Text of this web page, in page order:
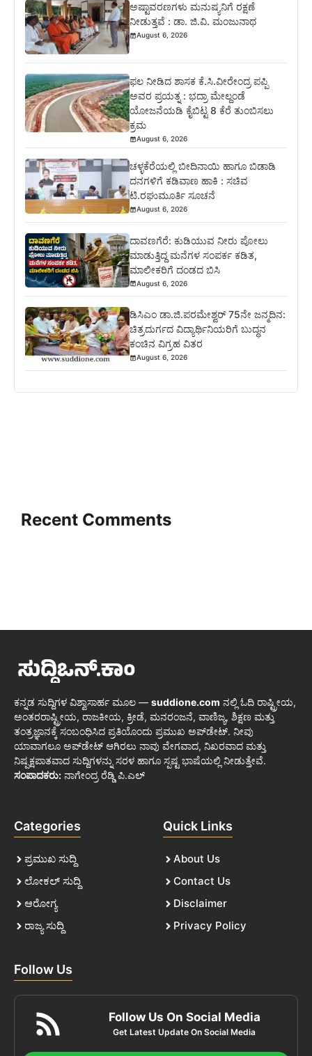
ಅಷ್ಟಾವರಣಗಳು ಮನುಷ್ಯನಿಗೆ ರಕ್ಷಣೆ
ನೀಡುತ್ತವೆ : ಡಾ. ಜಿ.ವಿ. ಮಂಜುನಾಥ
August 6, 2026
ಫಲ ನೀಡಿದ ಶಾಸಕ ಕೆ.ಸಿ.ವೀರೇಂದ್ರ ಪಪ್ಪಿ
ಅವರ ಪ್ರಯತ್ನ : ಭದ್ರಾ ಮೇಲ್ದಂಡೆ
ಯೋಜನೆಯಡಿ ಕೈಬಿಟ್ಟ 8 ಕೆರೆ ತುಂಬಿಸಲು
ಕ್ರಮ
August 6, 2026
ಚಳ್ಳಕೆರೆಯಲ್ಲಿ ಬೀದಿನಾಯಿ ಹಾಗೂ ಬಿಡಾಡಿ
ದನಗಳಿಗೆ ಕಡಿವಾಣ ಹಾಕಿ : ಸಚಿವ
ಟಿ.ರಘುಮೂರ್ತಿ ಸೂಚನೆ
August 6, 2026
ದಾವಣಗೆರೆ: ಕುಡಿಯುವ ನೀರು ಪೋಲು
ಮಾಡುತ್ತಿದ್ದ ಮನೆಗಳ ಸಂಪರ್ಕ ಕಡಿತ,
ಮಾಲೀಕರಿಗೆ ದಂಡದ ಬಿಸಿ
August 6, 2026
ಡಿಸಿಎಂ ಡಾ.ಜಿ.ಪರಮೇಶ್ವರ್ 75ನೇ ಜನ್ಮದಿನ:
ಚಿತ್ರದುರ್ಗದ ವಿದ್ಯಾರ್ಥಿನಿಯರಿಗೆ ಬುದ್ಧನ
ಕಂಚಿನ ವಿಗ್ರಹ ವಿತರ
August 6, 2026
Recent Comments
ಕನ್ನಡ ಸುದ್ದಿಗಳ ವಿಶ್ವಾಸಾರ್ಹ ಮೂಲ — suddione.com ನಲ್ಲಿ ಓದಿ ರಾಷ್ಟ್ರೀಯ,
ಅಂತರರಾಷ್ಟ್ರೀಯ, ರಾಜಕೀಯ, ಕ್ರೀಡೆ, ಮನರಂಜನೆ, ವಾಣಿಜ್ಯ, ಶಿಕ್ಷಣ ಮತ್ತು
ತಂತ್ರಜ್ಞಾನಕ್ಕೆ ಸಂಬಂಧಿಸಿದ ಪ್ರತಿಯೊಂದು ಪ್ರಮುಖ ಅಪ್‌ಡೇಟ್. ನೀವು
ಯಾವಾಗಲೂ ಅಪ್‌ಡೇಟ್ ಆಗಿರಲು ನಾವು ವೇಗವಾದ, ನಿಖರವಾದ ಮತ್ತು
ನಿಷ್ಪಕ್ಷಪಾತವಾದ ಸುದ್ದಿಗಳನ್ನು ಸರಳ ಹಾಗೂ ಸ್ಪಷ್ಟ ಭಾಷೆಯಲ್ಲಿ ನೀಡುತ್ತೇವೆ.
ಸಂಪಾದಕರು: ನಾಗೇಂದ್ರ ರೆಡ್ಡಿ ಪಿ.ಎಲ್
Categories
ಪ್ರಮುಖ ಸುದ್ದಿ
ಲೋಕಲ್ ಸುದ್ದಿ
ಆರೋಗ್ಯ
ರಾಜ್ಯ ಸುದ್ದಿ
Quick Links
About Us
Contact Us
Disclaimer
Privacy Policy
Follow Us
Follow Us On Social Media
Get Latest Update On Social Media